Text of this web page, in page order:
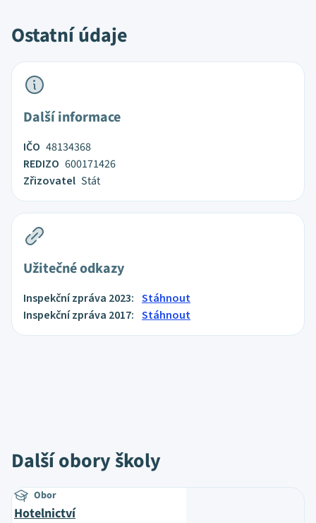
Ostatní údaje
Další informace
IČO 48134368
REDIZO 600171426
Zřizovatel Stát
Užitečné odkazy
Inspekční zpráva 2023: Stáhnout
Inspekční zpráva 2017: Stáhnout
Další obory školy
Obor
Hotelnictví